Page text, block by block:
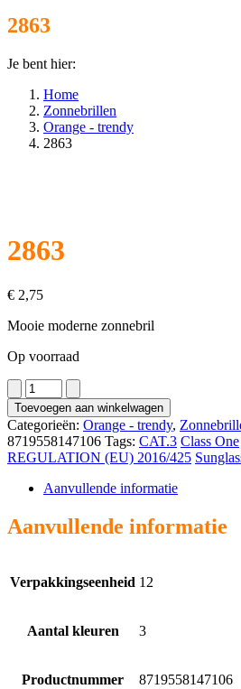
2863
Je bent hier:
Home
Zonnebrillen
Orange - trendy
2863
2863
€ 2,75
Mooie moderne zonnebril
Op voorraad
2863
aantal
Toevoegen aan winkelwagen
Categorieën: Orange - trendy,
8719558147106 Tags: CAT.3 Class One
REGULATION (EU) 2016/425
Aanvullende informatie
Aanvullende informatie
Verpakkingseenheid 12
Aantal kleuren 3
Productnummer 8719558147106